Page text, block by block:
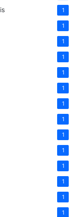
1
1
1
1
1
1
1
1
1
1
1
1
1
1